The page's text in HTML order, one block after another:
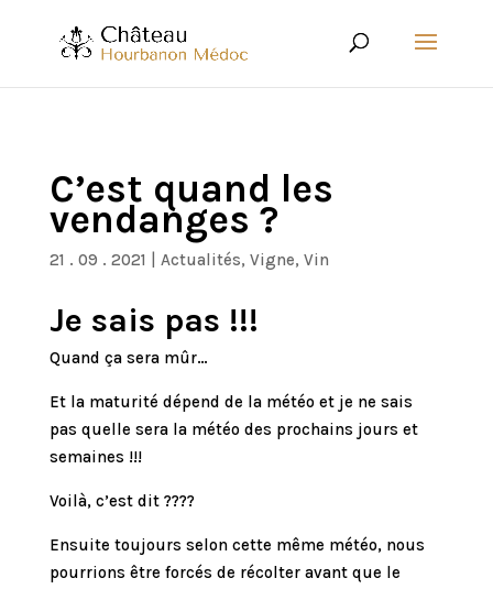
C’est quand les
vendanges ?
21 . 09 . 2021 Actualités, Vigne, Vin
Je sais pas !!!
Quand ça sera mûr…
Et la maturité dépend de la météo et je ne sais
pas quelle sera la météo des prochains jours et
semaines !!!
Voilà, c’est dit ????
Ensuite toujours selon cette même météo, nous
pourrions être forcés de récolter avant que le